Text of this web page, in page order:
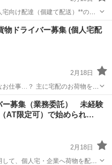
の商品が中心で、 未経験の方で
バー
ドライバー募集 (個人宅配
2月18日
お仕事…？ 主に宅配のお荷物をお
あたりの単価で配達しますので頑
仕事。『完全出来高制』 ★時
イバー 業務
ー募集（業務委託） 未経験
AT限定可）で始められ…
2月18日